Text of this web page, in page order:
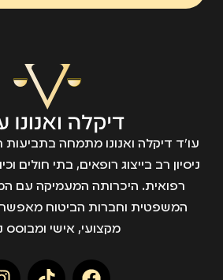
עו״ד דיקלה ואנונו מתמחה
ניסיון רב בייצוג רופאים, בתי חולים
רפואית. היכרותה המעמיקה עם
המשפטית וחברות הביטוח מאפשרת
מקצועי, אישי ומבוסס